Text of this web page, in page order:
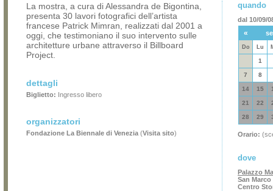
La mostra, a cura di Alessandra de Bigontina,
presenta 30 lavori fotografici dell’artista
francese Patrick Mimran, realizzati dal 2001 a
oggi, che testimoniano il suo intervento sulle
architetture urbane attraverso il Billboard
Project.
dettagli
Biglietto: Ingresso libero
organizzatori
Fondazione La Biennale di Venezia (Visita sito)
quando
dal 10/09/
«
Do Lu
1
7 8
14 15
21 22
28 29
Orario:
dove
Palazzo
San Marco
Centro